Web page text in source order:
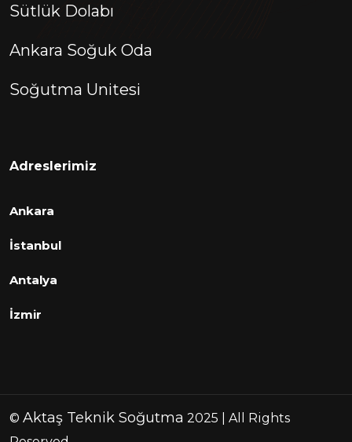
Sütlük Dolabı
Ankara Soğuk Oda
Soğutma Unitesi
Adreslerimiz
Ankara
İstanbul
Antalya
İzmir
© Aktaş Teknik Soğutma 2025 | All Rights